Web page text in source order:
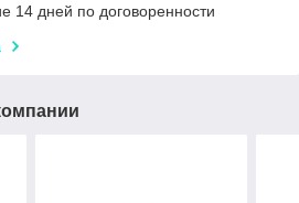
14 дней по договоренности